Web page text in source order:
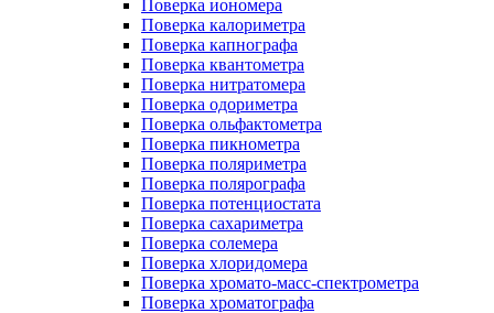
Поверка иономера
Поверка калориметра
Поверка капнографа
Поверка квантометра
Поверка нитратомера
Поверка одориметра
Поверка ольфактометра
Поверка пикнометра
Поверка поляриметра
Поверка полярографа
Поверка потенциостата
Поверка сахариметра
Поверка солемера
Поверка хлоридомера
Поверка хромато-масс-спектрометра
Поверка хроматографа